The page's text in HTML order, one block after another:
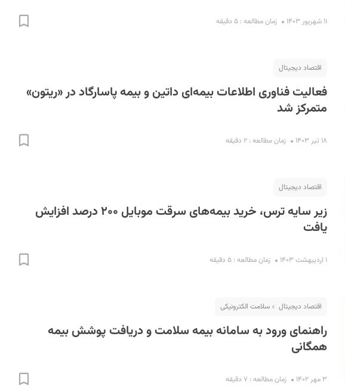
۱۱ شهریور ۱۴۰۳ زمان مطالعه : ۵ دقیقه
اقتصاد دیجیتال
فعالیت فناوری اطلاعات بیمه‌ای داتین و بیمه پاسارگاد در «ریتون»
متمرکز شد
۱۸ تیر ۱۴۰۳ زمان مطالعه : ۲ دقیقه
اقتصاد دیجیتال
زیر سایه ترس، خرید بیمه‌های سرقت موبایل ۲۰۰ درصد افزایش
یافت
۱ اردیبهشت ۱۴۰۳ زمان مطالعه : ۵ دقیقه
اقتصاد دیجیتال سلامت الکترونیکی
راهنمای ورود به سامانه بیمه سلامت و دریافت پوشش بیمه
همگانی
۳ مهر ۱۴۰۲ زمان مطالعه : ۷ دقیقه